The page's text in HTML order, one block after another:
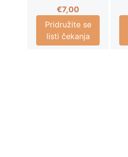
€7,00
Pridružite se
listi čekanja